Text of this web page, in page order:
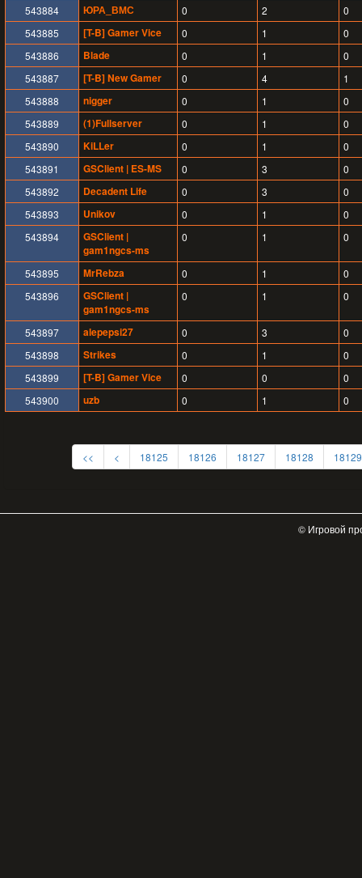
543884
ЮРА_ВМС 0 2
0
543885
[T-B] Gamer Vice 0 1
0
543886
Blade 0 1
0
543887
[T-B] New Gamer 0 4
1
543888
nigger 0 1
0
543889
(1)Fullserver 0 1
0
543890
KiLLer 0 1
0
543891
GSClient | ES-MS 0 3
0
543892
Decadent Life 0 3
0
543893
Unikov 0 1
0
543894
GSClient |
gam1ngcs-ms
0 1 0
543895 MrRebza 0 1
0
543896
GSClient |
gam1ngcs-ms
0 1 0
543897 alepepsi27 0 3
0
543898
Strikes 0 1
0
543899
[T-B] Gamer Vice 0 0
0
543900
uzb 0 1 0
<< < 18125 18126 18127 18128 18129
© Игровой